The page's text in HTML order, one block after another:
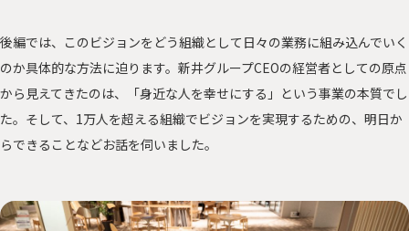
後編では、このビジョンをどう組織として日々の業務に組み込んでいく
のか具体的な方法に迫ります。新井グループCEOの経営者としての原点
から見えてきたのは、「身近な人を幸せにする」という事業の本質でし
た。そして、1万人を超える組織でビジョンを実現するための、明日か
らできることなどお話を伺いました。